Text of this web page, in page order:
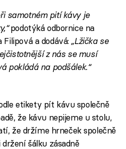
samotném pití kávy je
podotýká odbornice na
a dodává: „Lžička se
z nás se musí
pokládá na podšálek.“
etikety pít kávu společně
že kávu nepijeme u stolu,
že držíme hrneček společně
šálku zásadně